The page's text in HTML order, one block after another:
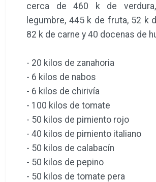
cerca de 460 k de
legumbre, 445 k de fruta, 52 k
82 k de carne y 40 docenas de
- 20 kilos de zanahoria
- 6 kilos de nabos
- 6 kilos de chirivía
- 100 kilos de tomate
- 50 kilos de pimiento rojo
- 40 kilos de pimiento italiano
- 50 kilos de calabacín
- 50 kilos de pepino
- 50 kilos de tomate pera